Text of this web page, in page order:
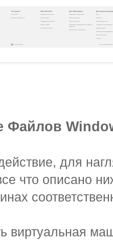
Файлов
для
что описано
виртуальная